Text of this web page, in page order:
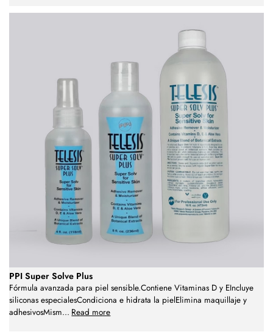
PPI Super Solve Plus
Fórmula avanzada para piel sensible.Contiene Vitaminas D y EIncluye
siliconas especialesCondiciona e hidrata la pielElimina maquillaje y
adhesivosMism... Read more